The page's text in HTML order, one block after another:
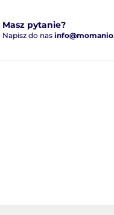
Masz pytanie?
Napisz do nas